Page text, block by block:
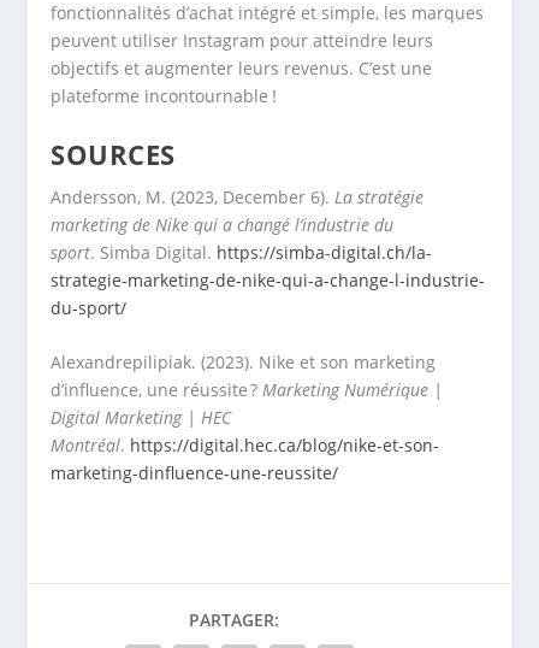
fonctionnalités d’achat intégré et simple, les marques
peuvent utiliser Instagram pour atteindre leurs
objectifs et augmenter leurs revenus. C’est une
plateforme incontournable !
SOURCES
Andersson, M. (2023, December 6).La stratégie
marketing de Nike qui a changé l’industrie du
sport. Simba Digital. https://simba-digital.ch/la-
strategie-marketing-de-nike-qui-a-change-l-industrie-
du-sport/
Alexandrepilipiak. (2023). Nike et son marketing
d’influence, une réussite ?Marketing Numérique |
Digital Marketing | HEC
Montréal. https://digital.hec.ca/blog/nike-et-son-
marketing-dinfluence-une-reussite/
PARTAGER: